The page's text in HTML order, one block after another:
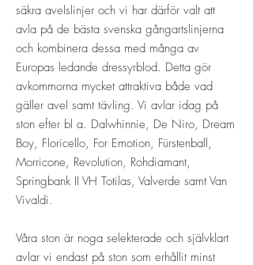
säkra avelslinjer och vi har därför valt att
avla på de bästa svenska gångartslinjerna
och kombinera dessa med många av
Europas ledande dressyrblod. Detta gör
avkommorna mycket attraktiva både vad
gäller avel samt tävling. Vi avlar idag på
ston efter bl a. Dalwhinnie, De Niro, Dream
Boy, Floricello, For Emotion, Fürstenball,
Morricone, Revolution, Rohdiamant,
Springbank II VH Totilas, Valverde samt Van
Vivaldi.
Våra ston är noga selekterade och självklart
avlar vi endast på ston som erhållit minst